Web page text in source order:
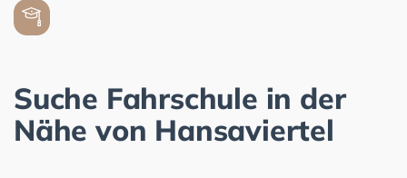
Suche Fahrschule in der
Nähe von Hansaviertel